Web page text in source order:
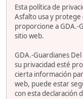
Esta política de
Asfalto usa y
proporcione a GDA.-
sitio web.
GDA.-Guardianes
su privacidad esté
cierta información
web, puede estar
con esta declaración